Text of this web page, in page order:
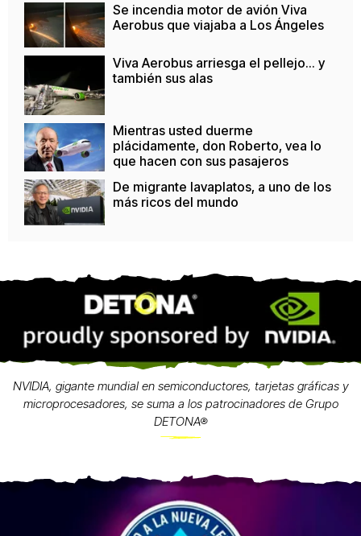
Se incendia motor de avión Viva
Aerobus que viajaba a Los Ángeles
Viva Aerobus arriesga el pellejo... y
también sus alas
Mientras usted duerme
plácidamente, don Roberto, vea lo
que hacen con sus pasajeros
De migrante lavaplatos, a uno de los
más ricos del mundo
NVIDIA, gigante mundial en semiconductores, tarjetas gráficas y
microprocesadores, se suma a los patrocinadores de Grupo
DETONA®